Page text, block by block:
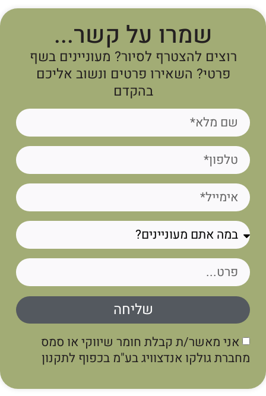
שמרו על קשר...
רוצים להצטרף לסיור? מעוניינים בשף
פרטי? השאירו פרטים ונשוב אליכם
בהקדם
אני מאשר/ת קבלת חומר שיווקי או סמס
גולקו אנדצוויג בע"מ בכפוף לתקנון
שליחה